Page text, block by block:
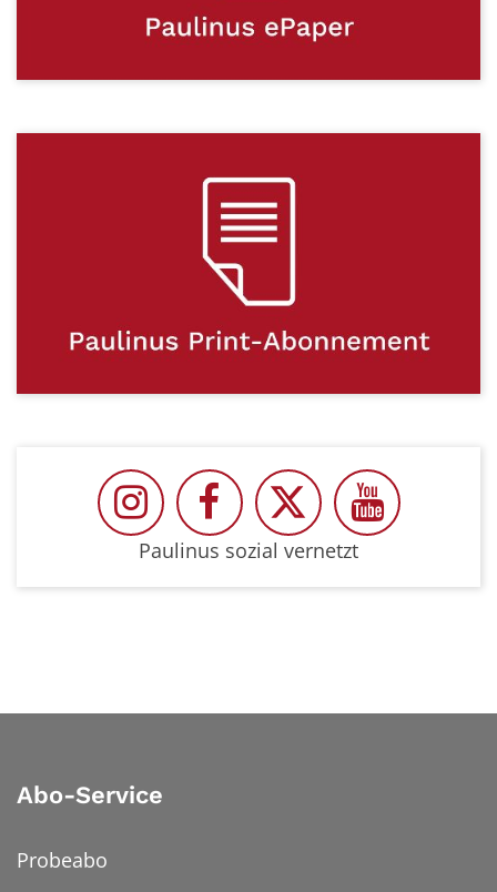
Paulinus auf Instragram
Paulinus auf Facebook
Paulinus auf
Paulinus
Paulinus sozial vernetzt
Abo-Service
Probeabo